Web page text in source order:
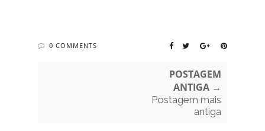
0 COMMENTS
POSTAGEM
ANTIGA →
Postagem mais
antiga